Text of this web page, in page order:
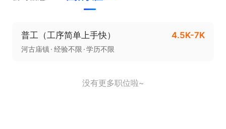
普工（工序简单上手快） 4.5K-7K
河古庙镇 经验不限 学历不限
没有更多职位啦~